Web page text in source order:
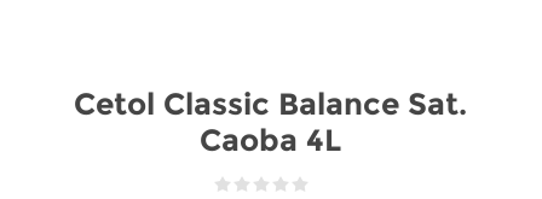
Cetol Classic Balance Sat.
Caoba 4L